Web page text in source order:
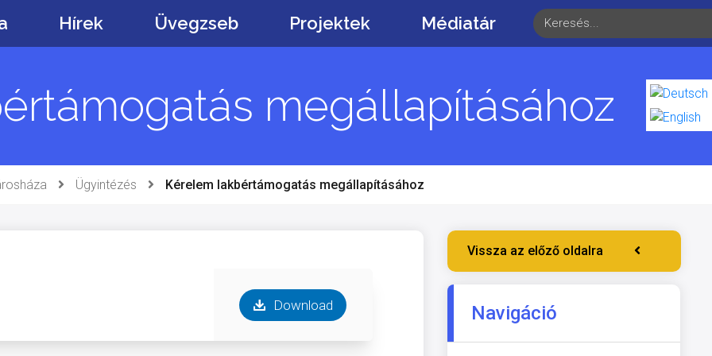
Hírek Üvegzseb Projektek Médiatár
megállapításához
Ügyintézés Kérelem lakbértámogatás megállapításához
Download
Vissza az előző oldalra
Navigáció